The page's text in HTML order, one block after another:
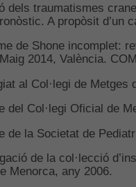
dels traumatismes
A propòsit d’un
de Shone incomplet:
2014, València.
al Col·legi de
del Col·legi Oficial de
de la Societat de
de la col·lecció
Menorca, any 2006.